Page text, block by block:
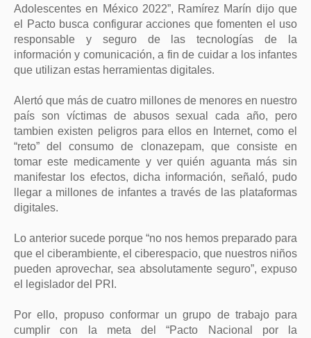
Adolescentes en México 2022”, Ramírez Marín dijo que
el Pacto busca configurar acciones que fomenten el uso
responsable y seguro de las tecnologías de la
información y comunicación, a fin de cuidar a los infantes
que utilizan estas herramientas digitales.
Alertó que más de cuatro millones de menores en nuestro
país son víctimas de abusos sexual cada año, pero
tambien existen peligros para ellos en Internet, como el
“reto” del consumo de clonazepam, que consiste en
tomar este medicamente y ver quién aguanta más sin
manifestar los efectos, dicha información, señaló, pudo
llegar a millones de infantes a través de las plataformas
digitales.
Lo anterior sucede porque “no nos hemos preparado para
que el ciberambiente, el ciberespacio, que nuestros niños
pueden aprovechar, sea absolutamente seguro”, expuso
el legislador del PRI.
Por ello, propuso conformar un grupo de trabajo para
cumplir con la meta del“Pacto Nacional por la